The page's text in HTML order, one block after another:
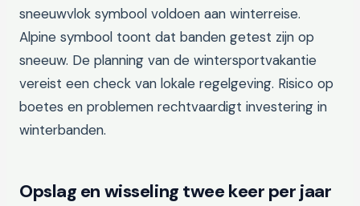
sneeuwvlok symbool voldoen aan winterreise.
Alpine symbool toont dat banden getest zijn op
sneeuw. De planning van de wintersportvakantie
vereist een check van lokale regelgeving. Risico op
boetes en problemen rechtvaardigt investering in
winterbanden.
Opslag en wisseling twee keer per jaar